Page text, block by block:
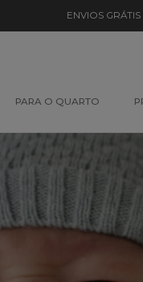
ENVIOS
PARA O QUARTO